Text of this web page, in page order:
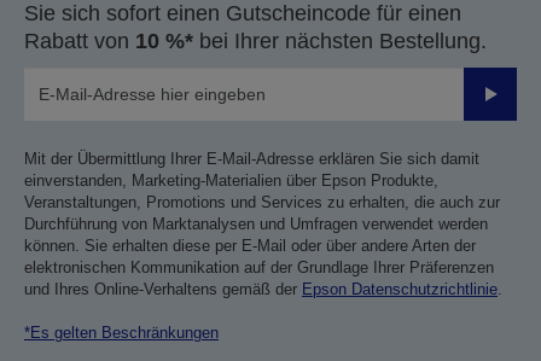
Sie sich sofort einen Gutscheincode für einen
Rabatt von 10 %* bei Ihrer nächsten Bestellung.
Mit der Übermittlung Ihrer E-Mail-Adresse erklären Sie sich damit
einverstanden, Marketing-Materialien über Epson Produkte,
Veranstaltungen, Promotions und Services zu erhalten, die auch zur
Durchführung von Marktanalysen und Umfragen verwendet werden
können. Sie erhalten diese per E-Mail oder über andere Arten der
elektronischen Kommunikation auf der Grundlage Ihrer Präferenzen
und Ihres Online-Verhaltens gemäß der Epson Datenschutzrichtlinie.
*Es gelten Beschränkungen